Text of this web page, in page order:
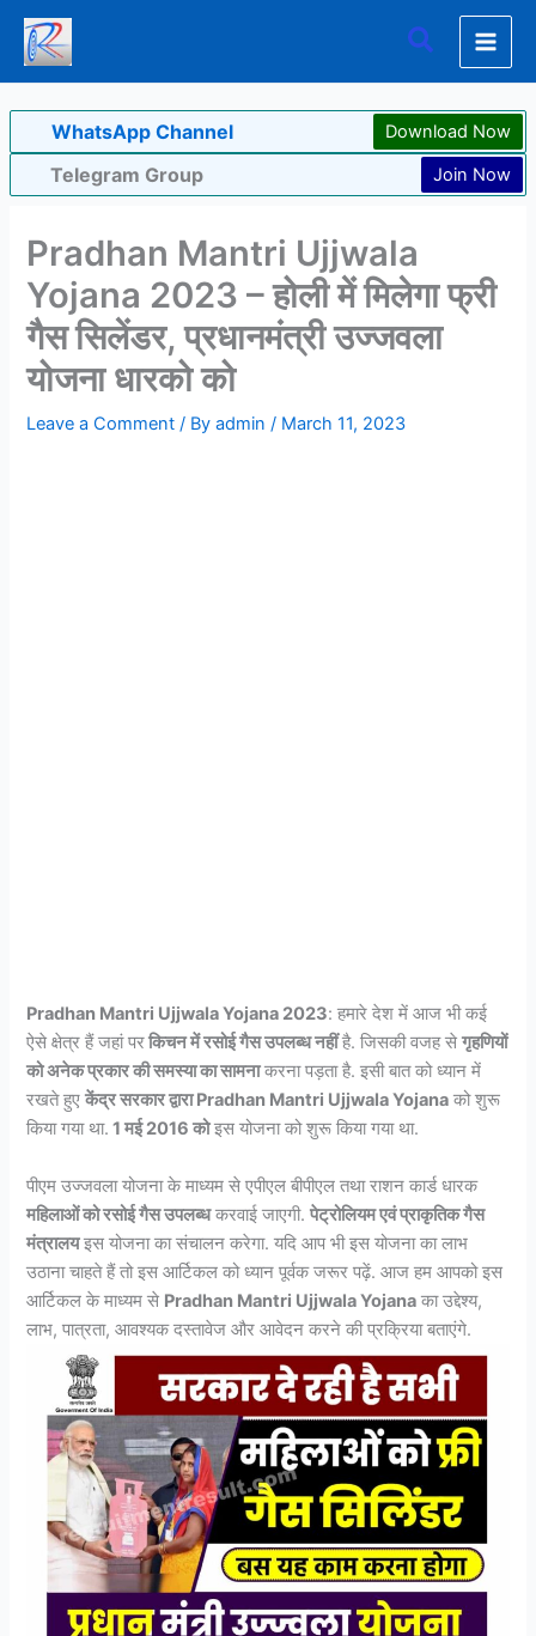
Skip
content
Search
WhatsApp Channel Download Now
Telegram Group Join Now
Pradhan Mantri Ujjwala
Yojana 2023 – होली में मिलेगा फ्री
गैस सिलेंडर, प्रधानमंत्री उज्जवला
योजना धारको को
Leave a Comment / Byadmin/ March 11, 2023
Pradhan Mantri Ujjwala Yojana 2023: हमारे देश में आज भी कई
ऐसे क्षेत्र हैं जहां परकिचन में रसोई गैस उपलब्ध नहींहै. जिसकी वजह सेगृहणियों
को अनेक प्रकार की समस्या का सामनाकरना पड़ता है. इसी बात को ध्यान में
रखते हुएकेंद्र सरकार द्वारा Pradhan Mantri Ujjwala Yojana को शुरू
किया गया था. 1 मई 2016 कोइस योजना को शुरू किया गया था.
पीएम उज्जवला योजना के माध्यम से एपीएल बीपीएल तथा राशन कार्ड धारक
महिलाओं को रसोई गैस उपलब्धकरवाई जाएगी.पेट्रोलियम एवं प्राकृतिक गैस
मंत्रालयइस योजना का संचालन करेगा. यदि आप भी इस योजना का लाभ
उठाना चाहते हैं तो इस आर्टिकल को ध्यान पूर्वक जरूर पढ़ें. आज हम आपको इस
आर्टिकल के माध्यम से Pradhan Mantri Ujjwala Yojana का उद्देश्य,
लाभ, पात्रता, आवश्यक दस्तावेज और आवेदन करने की प्रक्रिया बताएंगे.